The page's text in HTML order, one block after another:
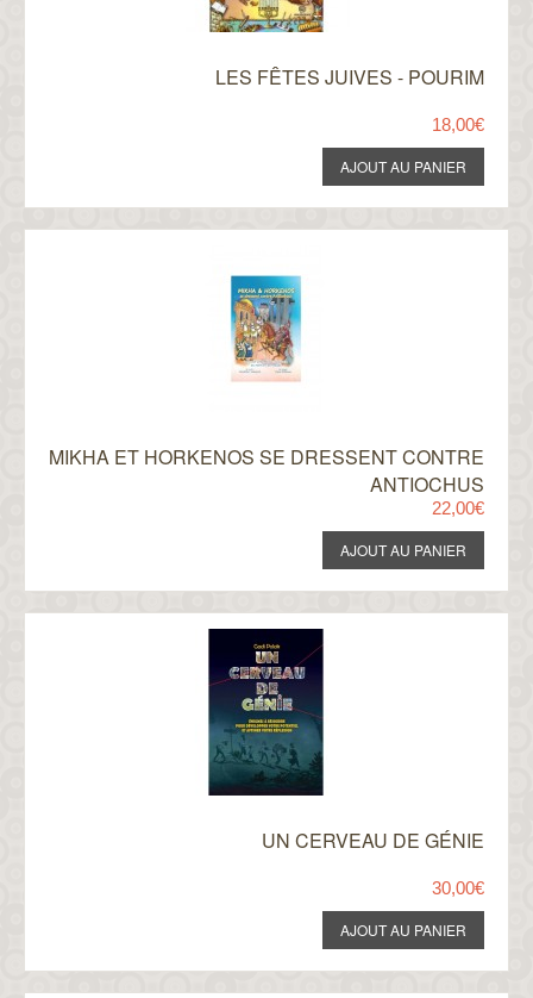
LES FÊTES JUIVES - POURIM
18,00€
MIKHA ET HORKENOS SE DRESSENT CONTRE
ANTIOCHUS
22,00€
UN CERVEAU DE GÉNIE
30,00€